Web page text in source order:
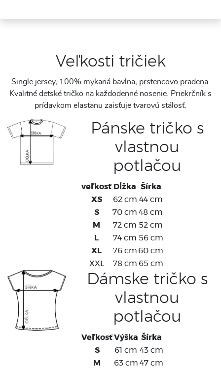
Veľkosti tričiek
Single jersey, 100% mykaná bavlna, prstencovo pradena.
Kvalitné detské tričko na každodenné nosenie. Priekrčník s
prídavkom elastanu zaisťuje tvarovú stálosť.
Pánske tričko s
vlastnou
potlačou
veľkosť Dĺžka
Šírka
XS
62 cm 44 cm
S
70 cm 48 cm
M
72 cm 52 cm
L
74 cm 56 cm
XL
76 cm 60 cm
XXL
78 cm 65 cm
Dámske tričko s
vlastnou
potlačou
VeľkosťVýška Šírka
S
61 cm 43 cm
M
63 cm 47 cm